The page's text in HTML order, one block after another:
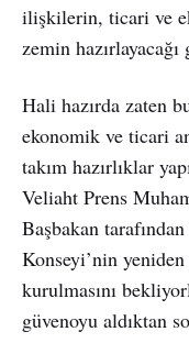
ilişkilerin, ticari ve
zemin
Hali hazırda zaten
ekonomik ve ticari
takım hazırlıklar
Veliaht Prens
Başbakan
Konseyi’nin
kurulmasını
güvenoyu aldıktan